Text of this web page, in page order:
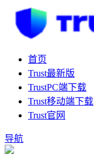
首页
Trust最新版
TrustPC端下载
Trust移动端下载
Trust官网
导航